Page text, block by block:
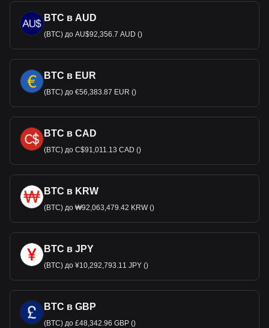
BTC в AUD
(BTC) до AU$92,356.7 AUD ()
BTC в EUR
(BTC) до €56,383.87 EUR ()
BTC в CAD
(BTC) до C$91,011.13 CAD ()
BTC в KRW
(BTC) до ₩92,063,479.42 KRW ()
BTC в JPY
(BTC) до ¥10,292,793.11 JPY ()
BTC в GBP
(BTC) до £48,342.96 GBP ()